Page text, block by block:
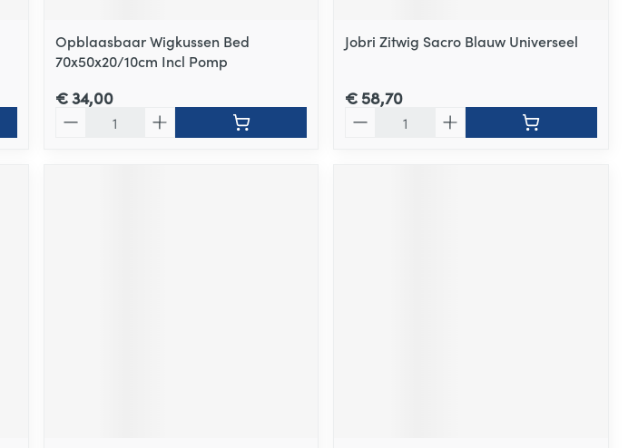
Opblaasbaar Wigkussen Bed
70x50x20/10cm Incl Pomp
€ 34,00
Jobri Zitwig Sacro Blauw Universeel
€ 58,70